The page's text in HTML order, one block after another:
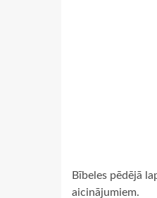
Bībeles pēdējā
aicinājumiem.